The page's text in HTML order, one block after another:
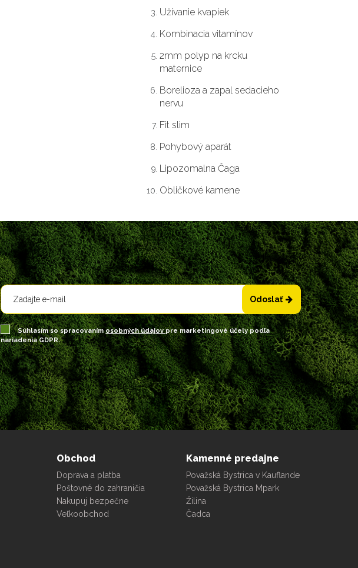
Užívanie kvapiek
Kombinacia vitamínov
2mm polyp na krcku
maternice
Borelioza a zapal sedacieho
nervu
Fit slim
Pohybový aparát
Lipozomalna Čaga
Obličkové kamene
Odoslať
Súhlasím so spracovanímosobných údajovpre marketingové účely podľa
nariadenia GDPR.
Obchod
Doprava a platba
Poštovné do zahraničia
Nakupuj bezpečne
Veľkoobchod
Kamenné predajne
Považská Bystrica v Kauflande
Považská Bystrica Mpark
Žilina
Čadca